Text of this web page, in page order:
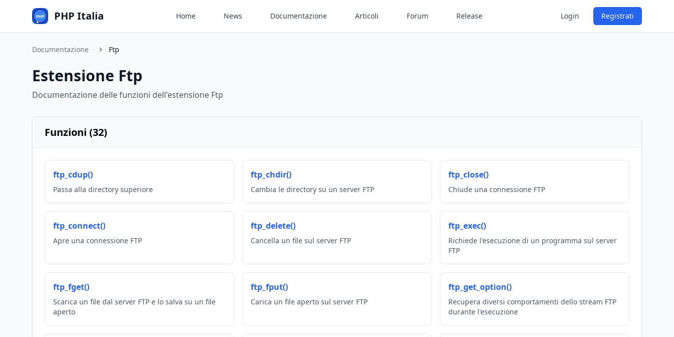
PHP Italia Home News Documentazione Articoli Forum Release Login Registrati
Documentazione Ftp
Estensione Ftp
Documentazione delle funzioni dell'estensione Ftp
Funzioni (32)
ftp_cdup()
Passa alla directory superiore
ftp_chdir()
Cambia le directory su un server FTP
ftp_close()
Chiude una connessione FTP
ftp_connect()
Apre una connessione FTP
ftp_delete()
Cancella un file sul server FTP
ftp_exec()
Richiede l'esecuzione di un programma sul server
FTP
ftp_fget()
Scarica un file dal server FTP e lo salva su un file
aperto
ftp_fput()
Carica un file aperto sul server FTP
ftp_get_option()
Recupera diversi comportamenti dello stream FTP
durante l'esecuzione